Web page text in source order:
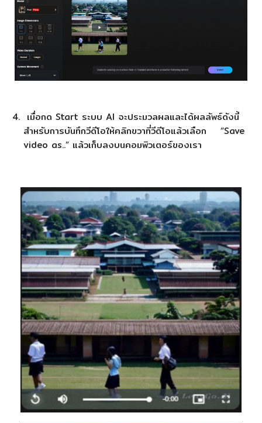
เมื่อกด Start ระบบ AI จะประมวลผลและได้ผลลัพธ์ดังนี้
สำหรับการบันทึกวีดีโอให้คลิกขวาที่วีดีโอแล้วเลือก “Save
video as..” แล้วเก็บลงบนคอมพิวเตอร์ของเรา